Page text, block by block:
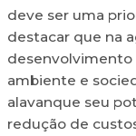
deve ser uma
destacar que na
desenvolvimento
ambiente e
alavanque seu
redução de